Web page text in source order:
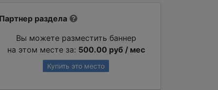
Партнер раздела
Вы можете разместить баннер
на этом месте за: 500.00 руб / мес
Купить это место